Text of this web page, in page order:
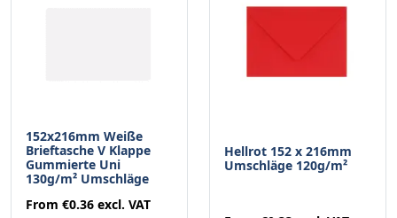
152x216mm Weiße
Brieftasche V Klappe
Gummierte Uni
130g/m² Umschläge
From €0.36 excl. VAT
Hellrot 152 x 216mm
Umschläge 120g/m²